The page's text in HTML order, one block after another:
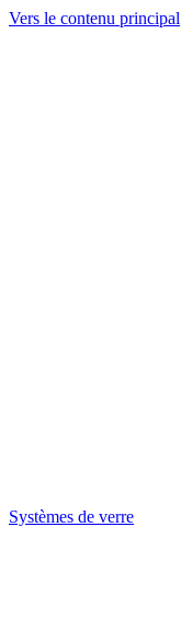
Vers le contenu principal
Systèmes de verre